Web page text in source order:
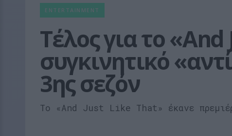
ENTERTAINMENT
Tέλος για το
συγκινητικό
3ης σεζόν
Το «And Just Like That» έκανε